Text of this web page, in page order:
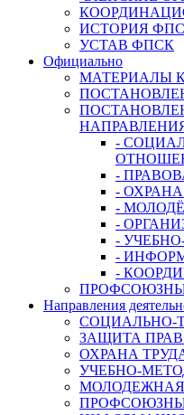
ИСТОРИЯ
УСТАВ ФПСК
Официально
МАТЕРИАЛЫ
-
-
- ОХРАНА
-
-
-
-
-
Направления
СОЦИАЛЬНО-
ЗАЩИТА
ОХРАНА
УЧЕБНО-